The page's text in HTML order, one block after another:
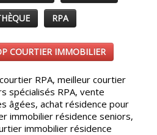
RPA
COURTIER IMMOBILIER
RPA, meilleur courtier
spécialisés RPA, vente
âgées, achat résidence pour
immobilier résidence seniors,
immobilier résidence